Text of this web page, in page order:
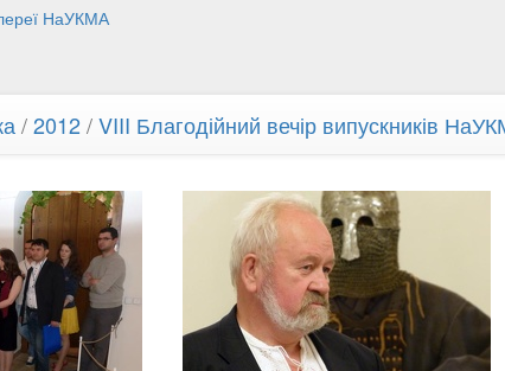
НаУКМА
/2012/VIII Благодійний вечір випускників